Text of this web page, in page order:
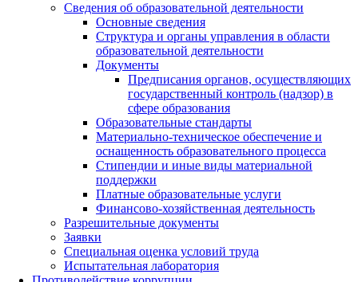
Сведения об образовательной деятельности
Основные сведения
Структура и органы управления в области
образовательной деятельности
Документы
Предписания органов, осуществляющих
государственный контроль (надзор) в
сфере образования
Образовательные стандарты
Материально-техническое обеспечение и
оснащенность образовательного процесса
Стипендии и иные виды материальной
поддержки
Платные образовательные услуги
Финансово-хозяйственная деятельность
Разрешительные документы
Заявки
Специальная оценка условий труда
Испытательная лаборатория